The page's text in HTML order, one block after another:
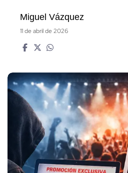
Miguel Vázquez
11 de abril de 2026